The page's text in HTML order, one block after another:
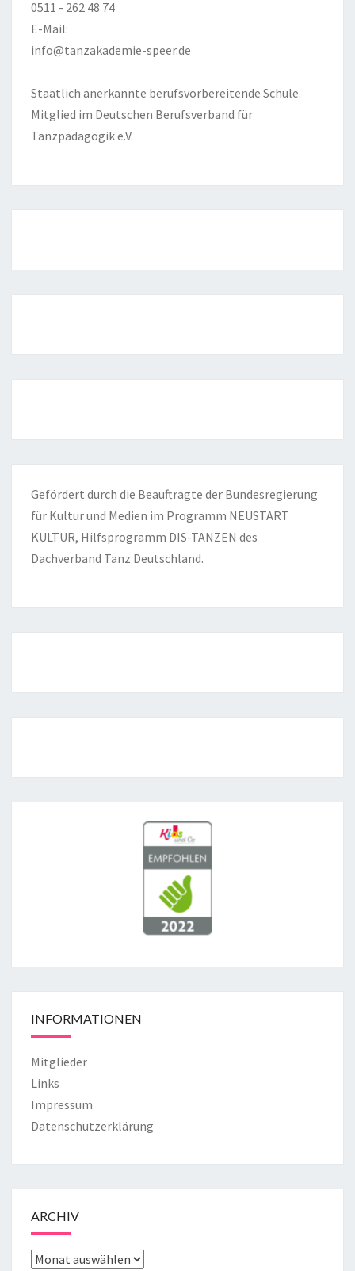
0511 - 262 48 74
E-Mail:
info@tanzakademie-speer.de
Staatlich anerkannte berufsvorbereitende Schule.
Mitglied im Deutschen Berufsverband für
Tanzpädagogik e.V.
Gefördert durch die Beauftragte der Bundesregierung
für Kultur und Medien im Programm NEUSTART
KULTUR, Hilfsprogramm DIS-TANZEN des
Dachverband Tanz Deutschland.
INFORMATIONEN
Mitglieder
Links
Impressum
Datenschutzerklärung
ARCHIV
ARCHIV